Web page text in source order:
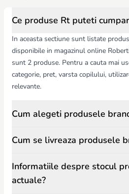
Ce produse Rt puteti
In aceasta sectiune sunt listate
disponibile in magazinul online
sunt 2 produse. Pentru a cauta mai
categorie, pret, varsta copilului,
relevante.
Cum alegeti produsele
Cum se livreaza produsele
Informatiile despre stocul
actuale?